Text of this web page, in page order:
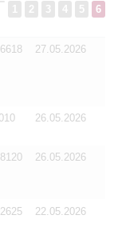
1 2 3 4 5 6
27.05.2026
26.05.2026
26.05.2026
22.05.2026